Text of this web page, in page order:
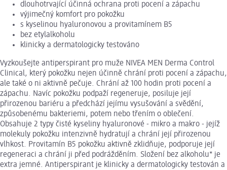
dlouhotrvající účinná ochrana proti pocení a zápachu
výjimečný komfort pro pokožku
s kyselinou hyaluronovou a provitamínem B5
bez etylalkoholu
klinicky a dermatologicky testováno
Vyzkoušejte antiperspirant pro muže NIVEA MEN Derma Control
Clinical, který pokožku nejen účinně chrání proti pocení a zápachu,
ale také o ni aktivně pečuje. Chrání až 100 hodin proti pocení a
zápachu. Navíc pokožku podpaží regeneruje, posiluje její
přirozenou bariéru a předchází jejímu vysušování a svědění,
způsobenému bakteriemi, potem nebo třením o oblečení.
Obsahuje 2 typy čisté kyseliny hyaluronové - mikro a makro - jejíž
molekuly pokožku intenzivně hydratují a chrání její přirozenou
vlhkost. Provitamín B5 pokožku aktivně zklidňuje, podporuje její
regeneraci a chrání ji před podrážděním. Složení bez alkoholu* je
extra jemné. Antiperspirant je klinicky a dermatologicky testován a